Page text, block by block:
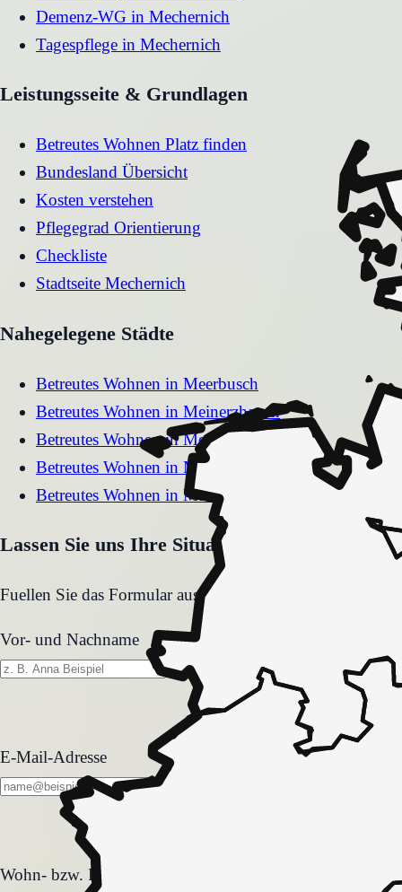
Demenz-WG in Mechernich
Tagespflege in Mechernich
Leistungsseite & Grundlagen
Betreutes Wohnen Platz finden
Bundesland Übersicht
Kosten verstehen
Pflegegrad Orientierung
Checkliste
Stadtseite Mechernich
Nahegelegene Städte
Betreutes Wohnen in Meerbusch
Betreutes Wohnen in Meinerzhagen
Betreutes WohneninMenden
Betreutes Wohnen in Marsberg
Betreutes Wohnen in Marl
Lassen Sie uns Ihre Situation gemeinsam
Fuellen Sie das Formular aus. Wir melden uns zeitnah
Vor- und Nachname
E-Mail-Adresse
Wohn- bzw. Pflegeform
Wohn- bzw. Pflegeform